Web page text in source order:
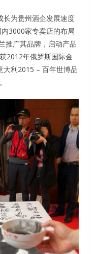
长为贵州酒企发展速度
3000家专卖店的布局
推广其品牌，启动产品
2012年俄罗斯国际金
大利2015 – 百年世博品